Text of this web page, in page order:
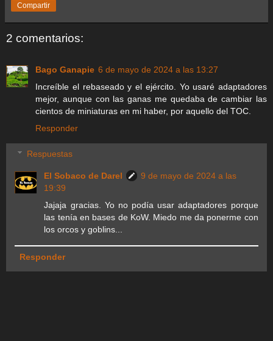
Compartir
2 comentarios:
Bago Ganapie 6 de mayo de 2024 a las 13:27
Increíble el rebaseado y el ejército. Yo usaré adaptadores
mejor, aunque con las ganas me quedaba de cambiar las
cientos de miniaturas en mi haber, por aquello del TOC.
Responder
Respuestas
El Sobaco de Darel
9 de mayo de 2024 a las
19:39
Jajaja gracias. Yo no podía usar adaptadores porque
las tenía en bases de KoW. Miedo me da ponerme con
los orcos y goblins...
Responder